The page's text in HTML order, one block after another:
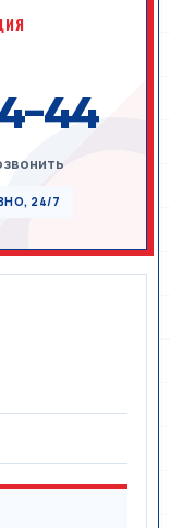
44
24/7